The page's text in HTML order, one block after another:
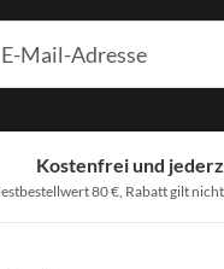
Kostenfrei und
80 €, Rabatt gilt